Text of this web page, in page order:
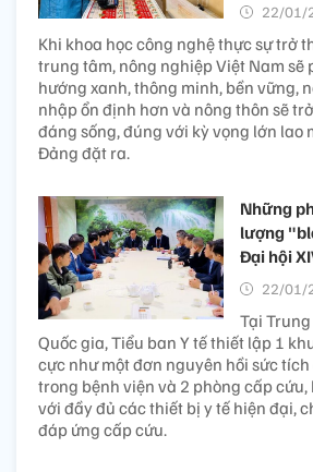
22/01/
Khi khoa học công nghệ thực sự trở
trung tâm, nông nghiệp Việt Nam sẽ
hướng xanh, thông minh, bền vững,
nhập ổn định hơn và nông thôn sẽ
đáng sống, đúng với kỳ vọng lớn lao
Đảng đặt ra.
Những
lượng
Đại hội
22/01/
Tại
Quốc gia, Tiểu ban Y tế thiết lập 1
cực như một đơn nguyên hồi sức
trong bệnh viện và 2 phòng cấp
với đầy đủ các thiết bị y tế hiện đại,
đáp ứng cấp cứu.